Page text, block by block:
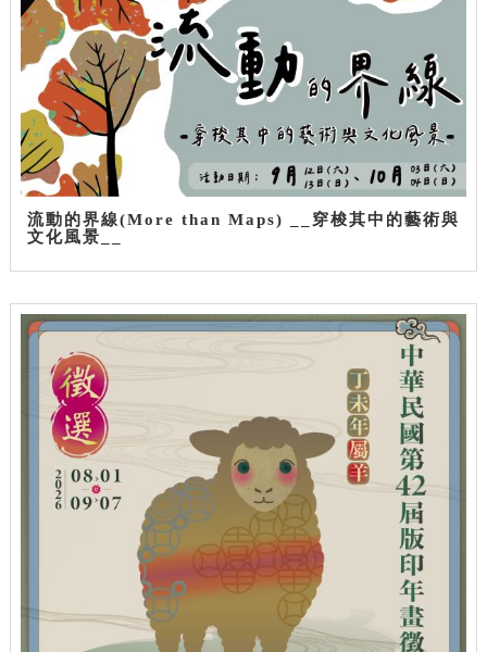
流動的界線(More than Maps) __穿梭其中的藝術與
文化風景__